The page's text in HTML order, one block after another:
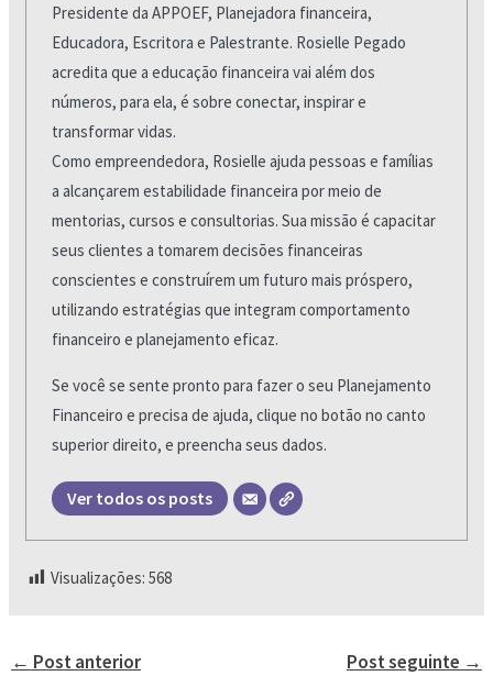
Presidente da APPOEF, Planejadora financeira,
Educadora, Escritora e Palestrante. Rosielle Pegado
acredita que a educação financeira vai além dos
números, para ela, é sobre conectar, inspirar e
transformar vidas.
Como empreendedora, Rosielle ajuda pessoas e famílias
a alcançarem estabilidade financeira por meio de
mentorias, cursos e consultorias. Sua missão é capacitar
seus clientes a tomarem decisões financeiras
conscientes e construírem um futuro mais próspero,
utilizando estratégias que integram comportamento
financeiro e planejamento eficaz.
Se você se sente pronto para fazer o seu Planejamento
Financeiro e precisa de ajuda, clique no botão no canto
superior direito, e preencha seus dados.
Ver todos os posts
Visualizações: 568
← Post anterior Post seguinte →